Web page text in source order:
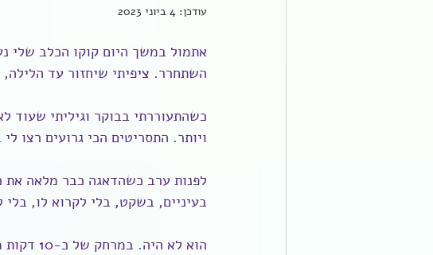
עודכן: 4 ביוני 2023
אתמול במשך היום קוקו הכלב שלי
השתחרר. ציפיתי שיחזור עד
כשהתעוררתי בבוקר וגיליתי שעוד
ויותר. התסריטים הכי גרועים רצו
לפנות ערב כשהדאגה כבר מלאה את
בעיניים, בשקט, בלי לקרוא לו,
הוא לא